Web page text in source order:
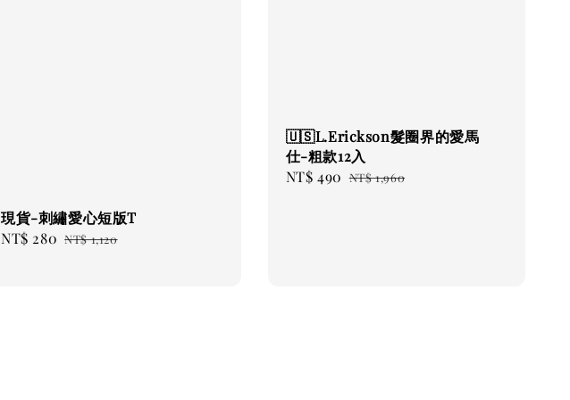
現貨-刺繡愛心短版T
Sale
NT$ 280 Regular
NT$ 1,120
🇺🇸L.Erickson髮圈界的愛馬
仕-粗款12入
Sale
NT$ 490 Regular
NT$ 1,960